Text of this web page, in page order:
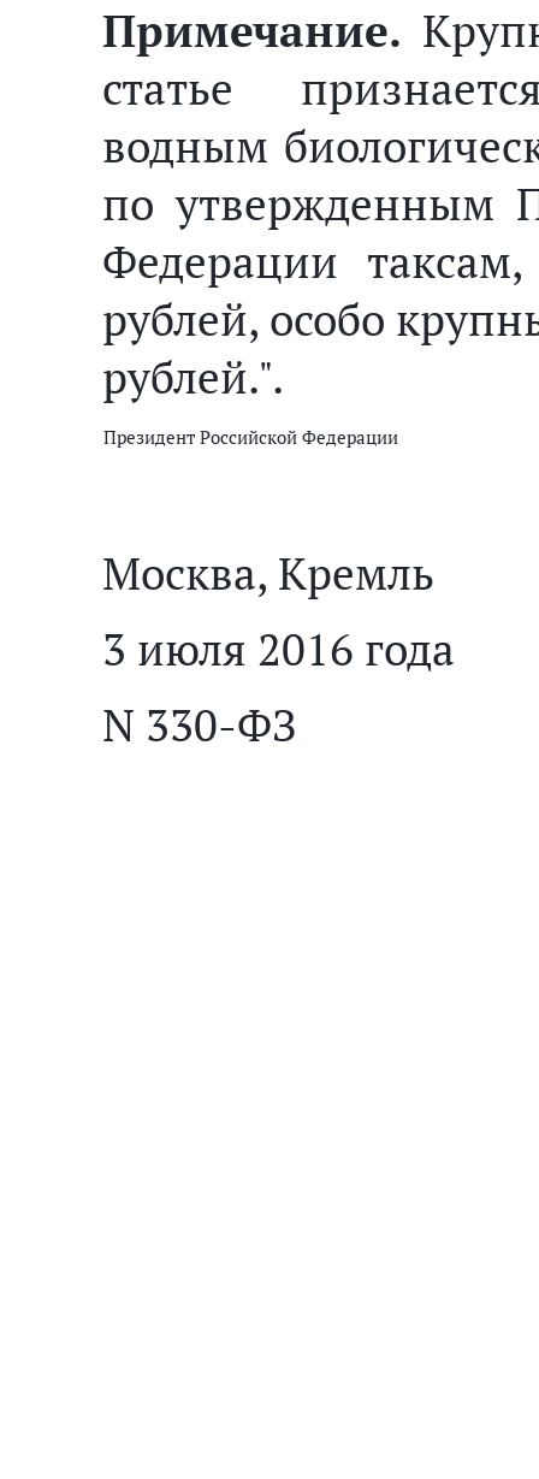
Примечание.
статье
водным
по утвержденным
Федерации
рублей, особо
рублей.".
Президент Российской Федерации
Москва, Кремль
3 июля 2016 года
N 330-ФЗ